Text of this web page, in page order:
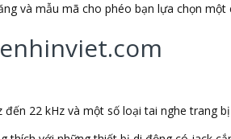
và mẫu mã cho phéo bạn lựa chọn một
22 kHz và một số loại tai nghe trang